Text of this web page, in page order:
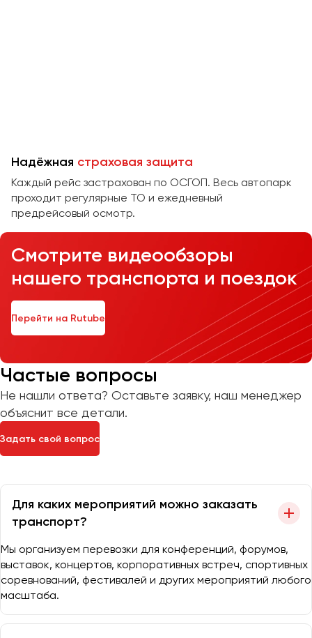
Надёжная страховая защита
Каждый рейс застрахован по ОСГОП. Весь автопарк
проходит регулярные ТО и ежедневный
предрейсовый осмотр.
Смотрите видеообзоры
нашего транспорта и поездок
Перейти на Rutube
Частые вопросы
Не нашли ответа? Оставьте заявку, наш менеджер
объяснит все детали.
Задать свой вопрос
Для каких мероприятий можно заказать
транспорт?
Мы организуем перевозки для конференций, форумов,
выставок, концертов, корпоративных встреч, спортивных
соревнований, фестивалей и других мероприятий любого
масштаба.